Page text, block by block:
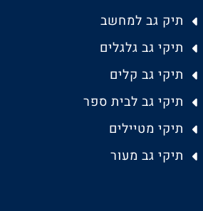
תיק גב למחשב
תיקי גב גלגלים
תיקי גב קלים
תיקי גב לבית ספר
תיקי מטיילים
תיקי גב מעור